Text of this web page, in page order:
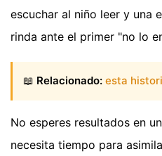
escuchar al niño leer y una
rinda ante el primer "no lo
📖 Relacionado: esta
No esperes resultados en
necesita tiempo para